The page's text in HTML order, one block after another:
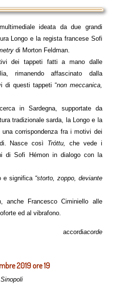
ideata da due grandi
Longo e la regista francese Sofi
di Morton Feldman.
dei tappeti fatti a mano dalle
rimanendo affascinato dalla
di questi tappeti “non meccanica,
in Sardegna, supportate da
tradizionale sarda, la Longo e la
una corrispondenza fra i motivi dei
Nasce così Tróttu,
che vede i
di Sofi Hémon in dialogo con la
e significa “storto, zoppo, deviante
anche Francesco Ciminiello alle
ed al vibrafono.
accordiacorde
2019 ore 19